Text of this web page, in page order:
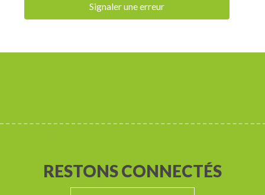
Signaler une erreur
RESTONS CONNECTÉS